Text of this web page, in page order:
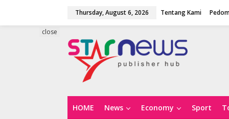
Thursday, August 6, 2026 Tentang Kami
HOME News Economy Sport
close